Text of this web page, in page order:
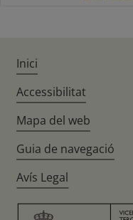
Inici
Accessibilitat
Mapa del web
Guia de navegació
Avís Legal